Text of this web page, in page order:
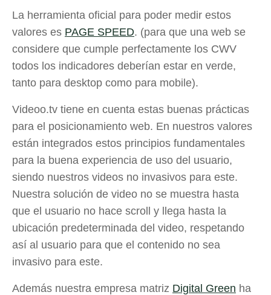
La herramienta oficial para poder medir estos
valores es PAGE SPEED. (para que una web se
considere que cumple perfectamente los CWV
todos los indicadores deberían estar en verde,
tanto para desktop como para mobile).
Videoo.tv tiene en cuenta estas buenas prácticas
para el posicionamiento web. En nuestros valores
están integrados estos principios fundamentales
para la buena experiencia de uso del usuario,
siendo nuestros videos no invasivos para este.
Nuestra solución de video no se muestra hasta
que el usuario no hace scroll y llega hasta la
ubicación predeterminada del video, respetando
así al usuario para que el contenido no sea
invasivo para este.
Además nuestra empresa matriz Digital Green ha